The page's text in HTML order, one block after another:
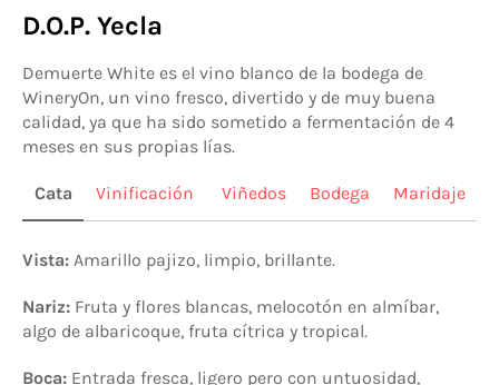
D.O.P. Yecla
Demuerte White es el vino blanco de la bodega de
WineryOn, un vino fresco, divertido y de muy buena
calidad, ya que ha sido sometido a fermentación de 4
meses en sus propias lías.
Cata
Vista: Amarillo pajizo, limpio, brillante.
Nariz: Fruta y flores blancas, melocotón en almíbar,
algo de albaricoque, fruta cítrica y tropical.
Boca: Entrada fresca, ligero pero con untuosidad,
Vinificación Viñedos Bodega Maridaje